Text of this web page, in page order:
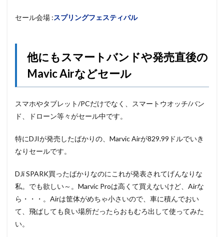
セール会場 :スプリングフェスティバル
他にもスマートバンドや発売直後の
Mavic Airなどセール
スマホやタブレット/PCだけでなく、スマートウオッチ/バン
ド、ドローン等々がセール中です。
特にDJIが発売したばかりの、Marvic Airが829.99ドルでいき
なりセールです。
DJi SPARK買ったばかりなのにこれが発表されてげんなりな
私。でも欲しい～。Marvic Proは高くて買えないけど、Airな
ら・・・。Airは筐体がめちゃ小さいので、車に積んでおい
て、飛ばしても良い場所だったらおもむろ出して使ってみた
い。